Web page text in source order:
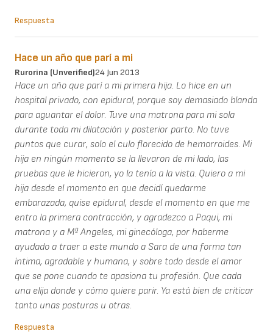
Respuesta
Hace un año que parí a mi
Rurorina (unverified)24 Jun 2013
Hace un año que parí a mi primera hija. Lo hice en un
hospital privado, con epidural, porque soy demasiado blanda
para aguantar el dolor. Tuve una matrona para mi sola
durante toda mi dilatación y posterior parto. No tuve
puntos que curar, solo el culo florecido de hemorroides. Mi
hija en ningún momento se la llevaron de mi lado, las
pruebas que le hicieron, yo la tenía a la vista. Quiero a mi
hija desde el momento en que decidí quedarme
embarazada, quise epidural, desde el momento en que me
entro la primera contracción, y agradezco a Paqui, mi
matrona y a Mª Angeles, mi ginecóloga, por haberme
ayudado a traer a este mundo a Sara de una forma tan
íntima, agradable y humana, y sobre todo desde el amor
que se pone cuando te apasiona tu profesión. Que cada
una elija donde y cómo quiere parir. Ya está bien de criticar
tanto unas posturas u otras.
Respuesta